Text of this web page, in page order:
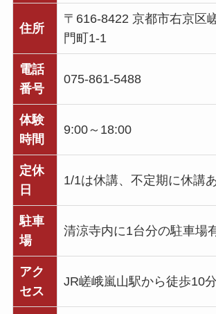
住所
〒616-8422 京都市右京区
門町1-1
電話
番号
075-861-5488
体験
時間
9:00～18:00
定休
日
1/1は休講、不定期に休講
駐車
場
清涼寺内に1台分の駐車場
アク
セス
JR嵯峨嵐山駅から徒歩10分